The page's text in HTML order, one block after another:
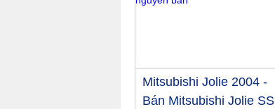
Mitsubishi Jolie 2004 -
Bán Mitsubishi Jolie SS